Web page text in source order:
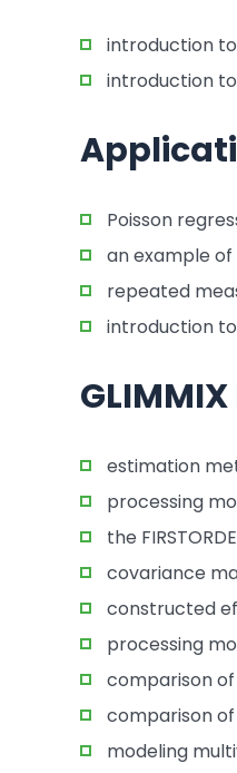
introduction
introduction
Poisson
an example
repeated
introduction
estimation
processing
the
covariance
constructed
processing
comparison of
comparison of
modeling